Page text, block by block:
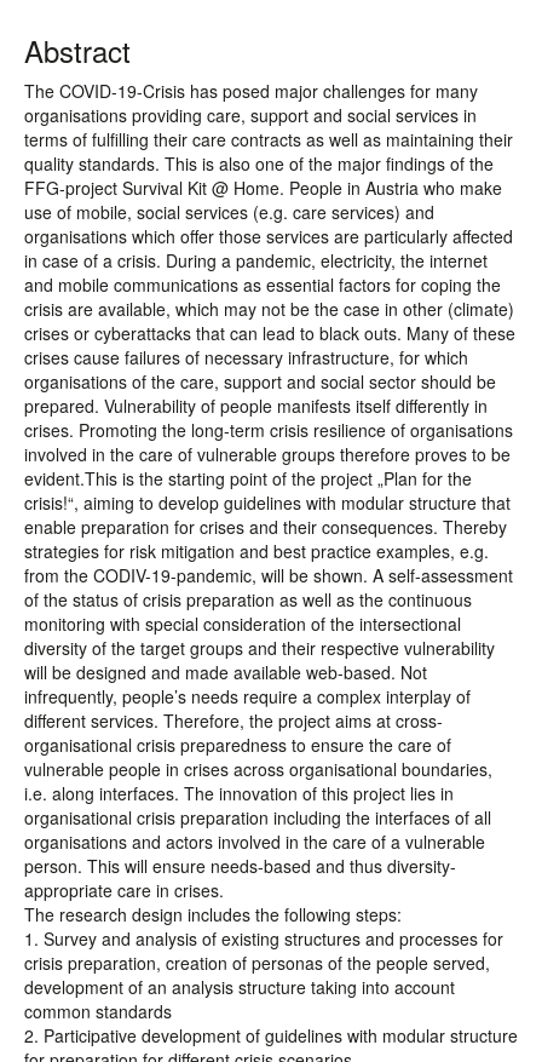
Abstract
The COVID-19-Crisis has posed major challenges for many
organisations providing care, support and social services in
terms of fulfilling their care contracts as well as maintaining their
quality standards. This is also one of the major findings of the
FFG-project Survival Kit @ Home. People in Austria who make
use of mobile, social services (e.g. care services) and
organisations which offer those services are particularly affected
in case of a crisis. During a pandemic, electricity, the internet
and mobile communications as essential factors for coping the
crisis are available, which may not be the case in other (climate)
crises or cyberattacks that can lead to black outs. Many of these
crises cause failures of necessary infrastructure, for which
organisations of the care, support and social sector should be
prepared. Vulnerability of people manifests itself differently in
crises. Promoting the long-term crisis resilience of organisations
involved in the care of vulnerable groups therefore proves to be
evident.This is the starting point of the project „Plan for the
crisis!“, aiming to develop guidelines with modular structure that
enable preparation for crises and their consequences. Thereby
strategies for risk mitigation and best practice examples, e.g.
from the CODIV-19-pandemic, will be shown. A self-assessment
of the status of crisis preparation as well as the continuous
monitoring with special consideration of the intersectional
diversity of the target groups and their respective vulnerability
will be designed and made available web-based. Not
infrequently, people’s needs require a complex interplay of
different services. Therefore, the project aims at cross-
organisational crisis preparedness to ensure the care of
vulnerable people in crises across organisational boundaries,
i.e. along interfaces. The innovation of this project lies in
organisational crisis preparation including the interfaces of all
organisations and actors involved in the care of a vulnerable
person. This will ensure needs-based and thus diversity-
appropriate care in crises.
The research design includes the following steps:
1. Survey and analysis of existing structures and processes for
crisis preparation, creation of personas of the people served,
development of an analysis structure taking into account
common standards
2. Participative development of guidelines with modular structure